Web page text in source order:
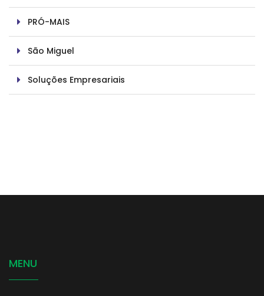
PRÓ-MAIS
São Miguel
Soluções Empresariais
MENU